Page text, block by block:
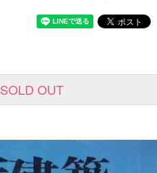
SOLD OUT